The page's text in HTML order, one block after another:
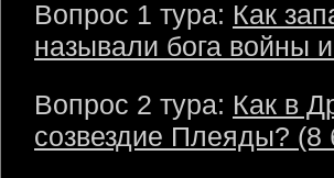
Вопрос 1 тура: Как
называли бога войны
Вопрос 2 тура: Как в
созвездие Плеяды? (8